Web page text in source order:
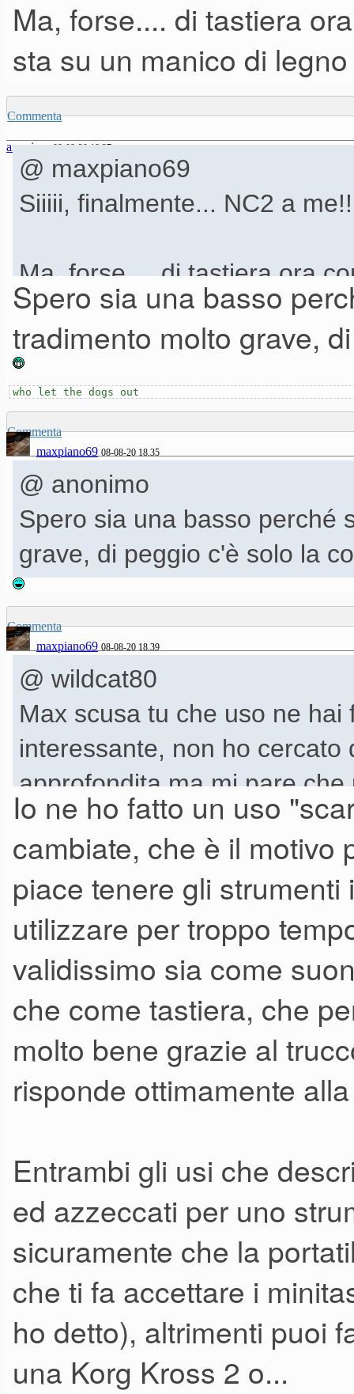
Ma, forse.... di tastiera
sta su un manico di
Commenta
anonimo 08-08-20 18.27
@ maxpiano69
Siiiii, finalmente... NC2 a
Ma, forse.... di tastiera ora
un manico di legno con 4, 5
Spero sia una basso
tradimento molto grave,
who let the dogs out
Commenta
maxpiano69 08-08-20 18.35
@ anonimo
Spero sia una basso perché
grave, di peggio c'è solo la
Commenta
maxpiano69 08-08-20 18.39
@ wildcat80
Max scusa tu che uso ne
interessante, non ho
approfondita ma mi pare
anche per pilotare anche via
Blofeld, oppure come
Electro.
Io ne ho fatto un uso
cambiate, che è il motivo
piace tenere gli
utilizzare per troppo
validissimo sia come
che come tastiera, che
molto bene grazie al
risponde ottimamente
Entrambi gli usi che
ed azzeccati per uno
sicuramente che la
che ti fa accettare i
ho detto), altrimenti puoi
una Korg Kross 2 o...